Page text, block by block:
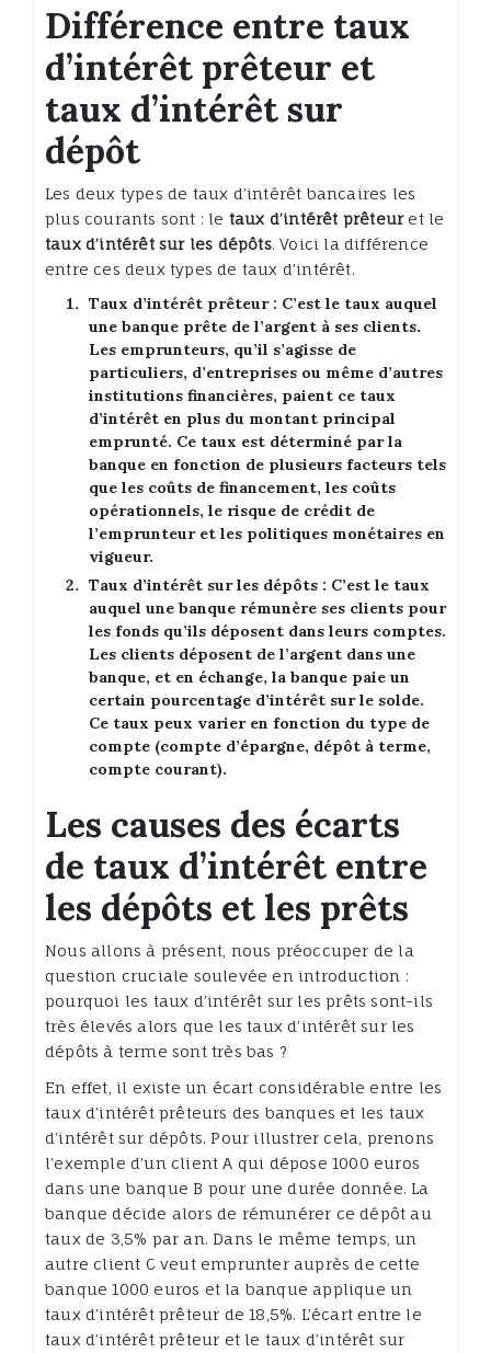
Différence entre taux
d’intérêt prêteur et
taux d’intérêt sur
dépôt
Les deux types de taux d’intérêt bancaires les
plus courants sont : le taux d’intérêt prêteuret le
taux d’intérêt sur les dépôts. Voici la différence
entre ces deux types de taux d’intérêt.
Taux d’intérêt prêteur: C’est le taux auquel
une banque prête de l’argent à ses clients.
Les emprunteurs, qu’il s’agisse de
particuliers, d’entreprises ou même d’autres
institutions financières, paient ce taux
d’intérêt en plus du montant principal
emprunté. Ce taux est déterminé par la
banque en fonction de plusieurs facteurs tels
que les coûts de financement, les coûts
opérationnels, le risque de crédit de
l’emprunteur et les politiques monétaires en
vigueur.
Taux d’intérêt sur les dépôts : C’est le taux
auquel une banque rémunère ses clients pour
les fonds qu’ils déposent dans leurs comptes.
Les clients déposent de l’argent dans une
banque, et en échange, la banque paie un
certain pourcentage d’intérêt sur le solde.
Ce taux peux varier en fonction du type de
compte (compte d’épargne, dépôt à terme,
compte courant).
Les causes des écarts
de taux d’intérêt entre
les dépôts et les prêts
Nous allons à présent, nous préoccuper de la
question cruciale soulevée en introduction :
pourquoi les taux d’intérêt sur les prêts sont-ils
très élevés alors que les taux d’intérêt sur les
dépôts à terme sont très bas ?
En effet, il existe un écart considérable entre les
taux d’intérêt prêteurs des banques et les taux
d’intérêt sur dépôts. Pour illustrer cela, prenons
l’exemple d’un client A qui dépose 1000 euros
dans une banque B pour une durée donnée. La
banque décide alors de rémunérer ce dépôt au
taux de 3,5% par an. Dans le même temps, un
autre client C veut emprunter auprès de cette
banque 1000 euros et la banque applique un
taux d’intérêt prêteur de 18,5%. L’écart entre le
taux d’intérêt prêteur et le taux d’intérêt sur